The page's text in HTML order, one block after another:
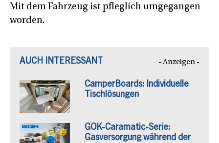
Mit dem Fahrzeug ist pfleglich umgegangen
worden.
AUCH INTERESSANT - Anzeigen -
CamperBoards: Individuelle
Tischlösungen
GOK-Caramatic-Serie:
Gasversorgung während der